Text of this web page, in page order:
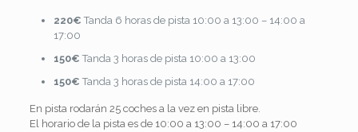
220€Tanda 6 horas de pista 10:00 a 13:00 – 14:00 a
17:00
150€ Tanda 3 horas de pista 10:00 a 13:00
150€ Tanda 3 horas de pista 14:00 a 17:00
En pista rodarán 25 coches a la vez en pista libre.
El horario de la pista es de 10:00 a 13:00 – 14:00 a 17:00